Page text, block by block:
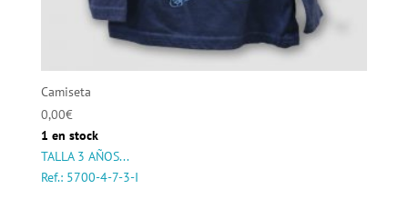
Camiseta
0,00€
1 en stock
TALLA 3 AÑOS...
Ref.: 5700-4-7-3-I